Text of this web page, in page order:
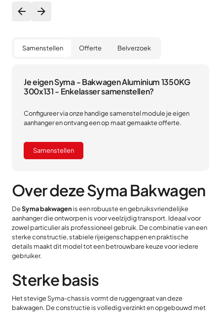
Samenstellen Offerte Belverzoek
Je eigen Syma - Bakwagen Aluminium 1350KG
300x131 - Enkelasser samenstellen?
Configureer via onze handige samenstel module je eigen
aanhanger en ontvang een op maat gemaakte offerte.
Samenstellen
Over deze Syma Bakwagen
DeSyma bakwagen is een robuuste en gebruiksvriendelijke
aanhanger die ontworpen is voor veelzijdig transport. Ideaal voor
zowel particulier als professioneel gebruik. De combinatie van een
sterke constructie, stabiele rijeigenschappen en praktische
details maakt dit model tot een betrouwbare keuze voor iedere
gebruiker.
Sterke basis
Het stevige Syma-chassis vormt de ruggengraat van deze
bakwagen. De constructie is volledig verzinkt en opgebouwd met